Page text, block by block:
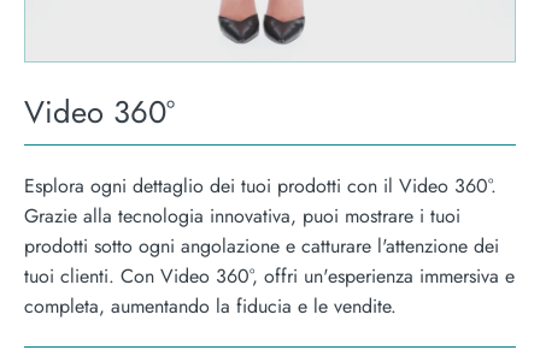
Video 360°
Esplora ogni dettaglio dei tuoi prodotti con il Video 360°.
Grazie alla tecnologia innovativa, puoi mostrare i tuoi
prodotti sotto ogni angolazione e catturare l'attenzione dei
tuoi clienti. Con Video 360°, offri un'esperienza immersiva e
completa, aumentando la fiducia e le vendite.